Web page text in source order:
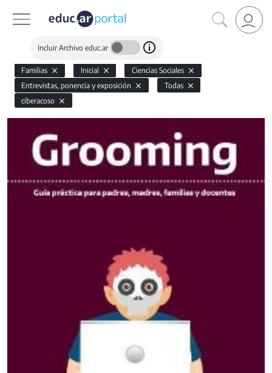
Incluir Archivo educ.ar
Familias Inicial
Ciencias Sociales
Entrevistas, ponencia y exposición
Todas
ciberacoso